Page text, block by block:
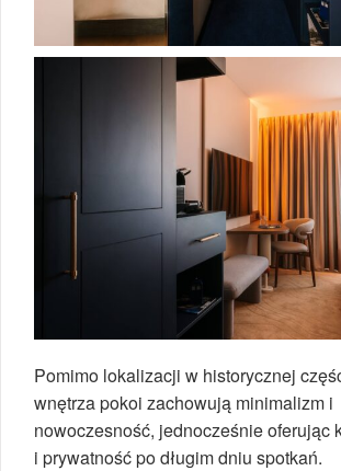
Pomimo lokalizacji w historycznej
wnętrza pokoi zachowują minimalizm i
nowoczesność, jednocześnie oferując
i prywatność po długim dniu spotkań.